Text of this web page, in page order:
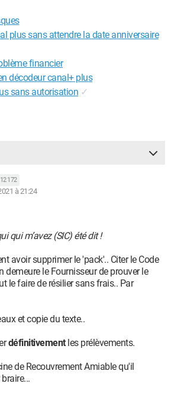
plus sans attendre la date anniversaire
financier
décodeur canal+ plus
sans autorisation ✓
12 172
à 21:24
qui m’avez (SIC) été dit !
avoir supprimer le 'pack'.. Citer le Code
demeure le Fournisseur de prouver le
le faire de résilier sans frais.. Par
et copie du texte..
définitivementles prélèvements.
de Recouvrement Amiable qu'il